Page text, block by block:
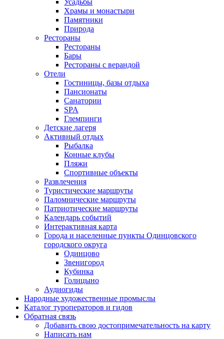
Храмы и монастыри
Памятники
Природа
Рестораны
Рестораны
Бары
Рестораны с верандой
Отели
Гостиницы, базы отдыха
Пансионаты
Санатории
SPA
Глемпинги
Детские лагеря
Активный отдых
Рыбалка
Конные клубы
Пляжи
Спортивные объекты
Развлечения
Туристические маршруты
Паломнические маршруты
Патриотические маршруты
Календарь событий
Интерактивная карта
Города и населенные пункты Одинцовского
городского округа
Одинцово
Звенигород
Кубинка
Голицыно
Аудиогиды
Народные художественные промыслы
Каталог туроператоров и гидов
Обратная связь
Добавить свою достопримечательность на карту
Написать нам